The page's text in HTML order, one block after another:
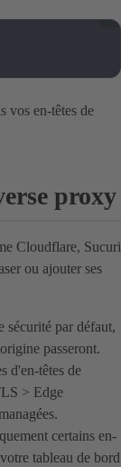
vos en-têtes de
proxy
Cloudflare, Sucuri
ou ajouter ses
sécurité par défaut,
passeront.
d'en-têtes de
> Edge
certains en-
tableau de bord